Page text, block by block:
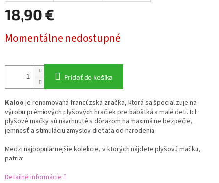
18,90 €
cena:
Momentálne nedostupné
Pridať do košíka
Kaloo je renomovaná francúzska značka, ktorá sa špecializuje na
výrobu prémiových plyšových hračiek pre bábätká a malé deti. Ich
plyšové mačky sú navrhnuté s dôrazom na maximálne bezpečie,
jemnosť a stimuláciu zmyslov dieťaťa od narodenia.
Medzi najpopulárnejšie kolekcie, v ktorých nájdete plyšovú mačku,
patria:
Detailné informácie